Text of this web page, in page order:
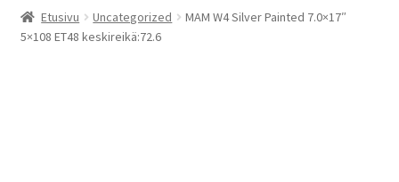
Kauppa
Etusivu Uncategorized
MAM W4 Silver Painted 7.0×17″
5×108 ET48 keskireikä:72.6